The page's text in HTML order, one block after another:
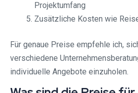
Projektumfang
Zusätzliche Kosten wie
Für genaue Preise empfehle ich,
verschiedene
individuelle Angebote einzuholen.